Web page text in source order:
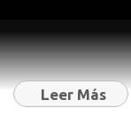
Leer Más